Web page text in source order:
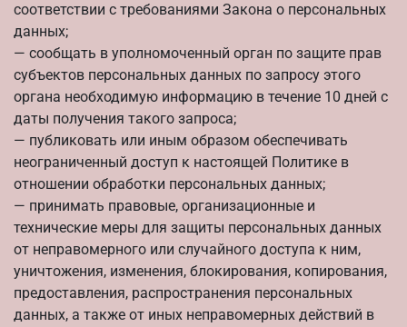
соответствии с требованиями Закона о персональных
данных;
— сообщать в уполномоченный орган по защите прав
субъектов персональных данных по запросу этого
органа необходимую информацию в течение 10 дней с
даты получения такого запроса;
— публиковать или иным образом обеспечивать
неограниченный доступ к настоящей Политике в
отношении обработки персональных данных;
— принимать правовые, организационные и
технические меры для защиты персональных данных
от неправомерного или случайного доступа к ним,
уничтожения, изменения, блокирования, копирования,
предоставления, распространения персональных
данных, а также от иных неправомерных действий в